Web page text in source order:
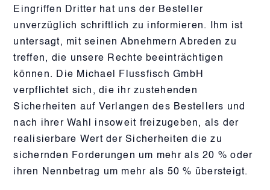
Eingriffen Dritter hat uns der Besteller
unverzüglich schriftlich zu informieren. Ihm ist
untersagt, mit seinen Abnehmern Abreden zu
treffen, die unsere Rechte beeinträchtigen
können. Die Michael Flussfisch GmbH
verpflichtet sich, die ihr zustehenden
Sicherheiten auf Verlangen des Bestellers und
nach ihrer Wahl insoweit freizugeben, als der
realisierbare Wert der Sicherheiten die zu
sichernden Forderungen um mehr als 20 % oder
ihren Nennbetrag um mehr als 50 % übersteigt.